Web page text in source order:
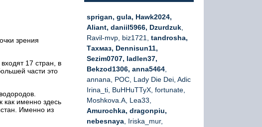
зрения
17 стран, в
части это
как именно здесь
Именно из
sprigan, gula, Hawk2024,
Aliant, daniil5966, Dzurdzuk
Ravil-mvp, biz1721, tandrosha,
Тахмаз, Dennisun11,
Sezim0707, ladlen37,
Bekzod1306, anna5464
annana, РОС, Lady Die Dei, Adic
Irina_ti, BuHHuTTyX, fortunate,
Moshkova.A, Lea33,
Amurochka, dragonpiu,
nebesnaya , Iriska_mur,